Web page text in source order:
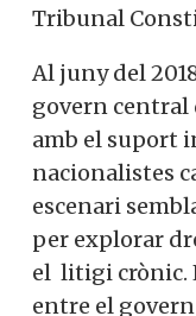
Tribunal
Al juny del
govern central
amb el suport
nacionalistes
escenari
per explorar
el litigi crònic.
entre el